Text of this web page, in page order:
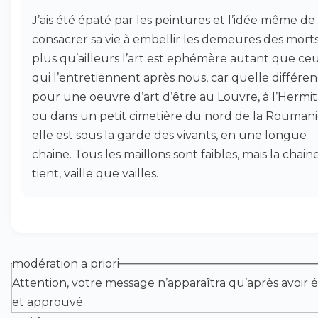
J’ais été épaté par les peintures et l’idée même de
consacrer sa vie à embellir les demeures des
plus qu’ailleurs l’art est ephémère autant que
qui l’entretiennent après nous, car quelle
pour une oeuvre d’art d’être au Louvre, à
ou dans un petit cimetière du nord de la
elle est sous la garde des vivants, en une longue
chaine. Tous les maillons sont faibles, mais la
tient, vaille que vailles.
modération a priori
Attention, votre message n’apparaîtra qu’après avoir
et approuvé.